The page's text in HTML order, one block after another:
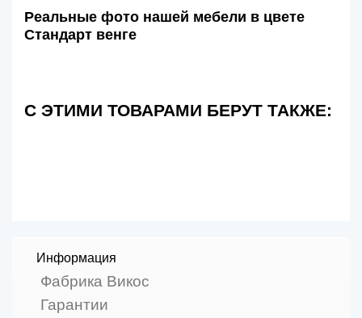
Реальные фото нашей мебели в цвете
Стандарт венге
С ЭТИМИ ТОВАРАМИ БЕРУТ ТАКЖЕ:
Информация
Фабрика Викос
Гарантии